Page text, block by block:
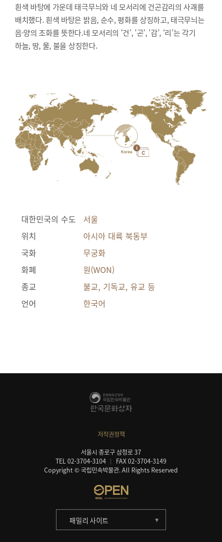
흰색 바탕에 가운데 태극무늬와 네 모서리에 건곤감리의 사괘를
배치했다. 흰색 바탕은 밝음, 순수, 평화를 상징하고, 태극무늬는
음·양의 조화를 뜻한다.네 모서리의 ‘건’, ‘곤’, ‘감’, ‘리’는 각기
하늘, 땅, 물, 불을 상징한다.
대한민국의 수도
서울
위치
아시아 대륙 북동부
국화
무궁화
화폐
원(WON)
종교
불교, 기독교, 유교 등
언어
한국어
저작권정책
서울시 종로구 삼청로 37
TEL 02-3704-3104
FAX 02-3704-3149
Copyright © 국립민속박물관. All Rights Reserved
패밀리 사이트